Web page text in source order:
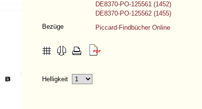
DE8370-PO-125561 (1452)
DE8370-PO-125562 (1455)
Bezüge
Piccard-Findbücher Online
Helligkeit